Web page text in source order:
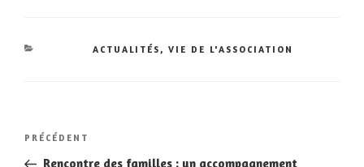
CATÉGORIES
ACTUALITÉS ,VIE DE L'ASSOCIATION
Navigation
Article
précédent
PRÉCÉDENT
Rencontre des familles : un accompagnement